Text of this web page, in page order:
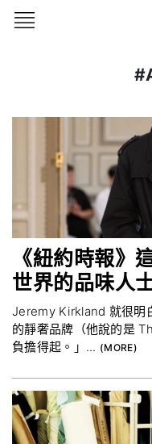
《紐約時報》
世界的品味人
Jeremy Kirkland 就很明
的靜奢品牌（他說的是
負擔得起。」...